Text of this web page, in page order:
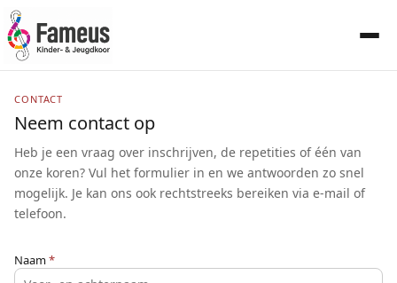
CONTACT
Neem contact op
Heb je een vraag over inschrijven, de repetities of één van
onze koren? Vul het formulier in en we antwoorden zo snel
mogelijk. Je kan ons ook rechtstreeks bereiken via e-mail of
telefoon.
Naam*